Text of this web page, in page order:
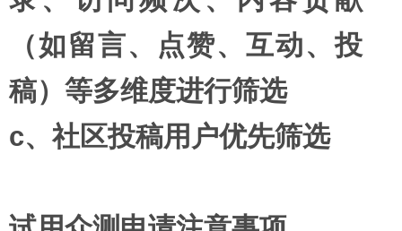
（如留言、点赞、互动、投
稿）等多维度进行筛选
c、社区投稿用户优先筛选